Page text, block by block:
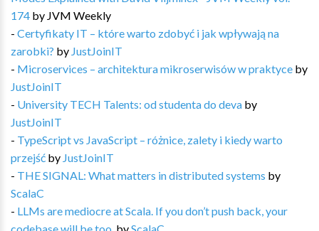
174 by JVM Weekly
- Certyfikaty IT – które warto zdobyć i jak wpływają na
zarobki? by JustJoinIT
- Microservices – architektura mikroserwisów w praktyce by
JustJoinIT
- University TECH Talents: od studenta do deva by
JustJoinIT
- TypeScript vs JavaScript – różnice, zalety i kiedy warto
przejść by JustJoinIT
- THE SIGNAL: What matters in distributed systems by
ScalaC
- LLMs are mediocre at Scala. If you don’t push back, your
codebase will be too. byScalaC